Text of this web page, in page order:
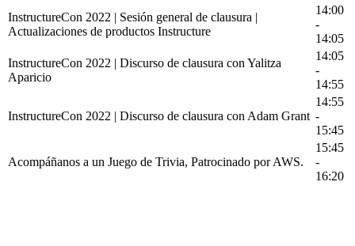
InstructureCon 2022 | Sesión general de clausura |
Actualizaciones de productos Instructure
14:00
-
14:05
InstructureCon 2022 | Discurso de clausura con Yalitza
Aparicio
14:05
-
14:55
InstructureCon 2022 | Discurso de clausura con Adam Grant
14:55
-
15:45
Acompáñanos a un Juego de Trivia, Patrocinado por AWS.
15:45
-
16:20